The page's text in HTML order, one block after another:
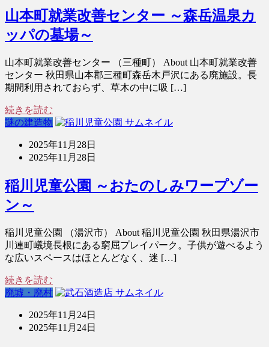
山本町就業改善センター ～森岳温泉カ
ッパの墓場～
山本町就業改善センター （三種町） About 山本町就業改善
センター 秋田県山本郡三種町森岳木戸沢にある廃施設。長
期間利用されておらず、草木の中に吸 […]
続きを読む
謎の建造物
2025年11月28日
2025年11月28日
稲川児童公園 ～おたのしみワープゾー
ン～
稲川児童公園 （湯沢市） About 稲川児童公園 秋田県湯沢市
川連町嶬境長根にある窮屈プレイパーク。子供が遊べるよう
な広いスペースはほとんどなく、迷 […]
続きを読む
廃墟・廃村
2025年11月24日
2025年11月24日